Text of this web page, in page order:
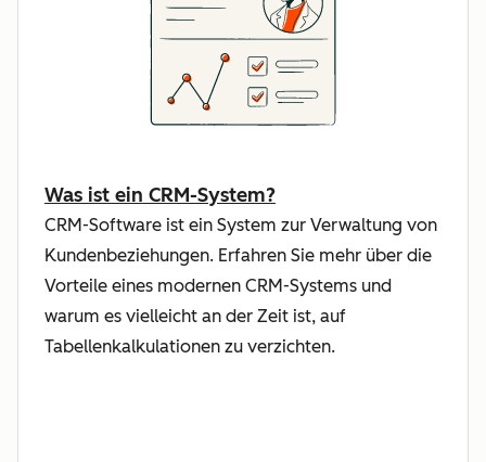
Was ist ein CRM-System?
CRM-Software ist ein System zur Verwaltung von
Kundenbeziehungen. Erfahren Sie mehr über die
Vorteile eines modernen CRM-Systems und
warum es vielleicht an der Zeit ist, auf
Tabellenkalkulationen zu verzichten.